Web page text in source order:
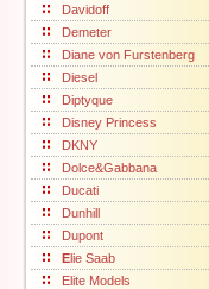
Davidoff
Demeter
Diane von Furstenberg
Diesel
Diptyque
Disney Princess
DKNY
Dolce&Gabbana
Ducati
Dunhill
Dupont
Elie Saab
Elite Models